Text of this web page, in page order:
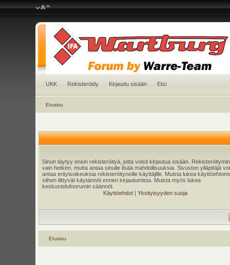
UKK Rekisteröidy Kirjaudu sisään Etsi
Etusivu
Sinun täytyy ensin rekisteröityä, jotta voisit kirjautua sisään.
vain hetken, mutta antaa sinulle lisää mahdollisuuksia. Sivuston ylläpitäjä
antaa erityisoikeuksia rekisteröityneille käyttäjille. Muista lukea
siihen liittyvät käytännöt ennen kirjautumista. Muista myös lukea
keskustelufoorumin säännöt.
Käyttöehdot| Yksityisyyden suoja
Etusivu